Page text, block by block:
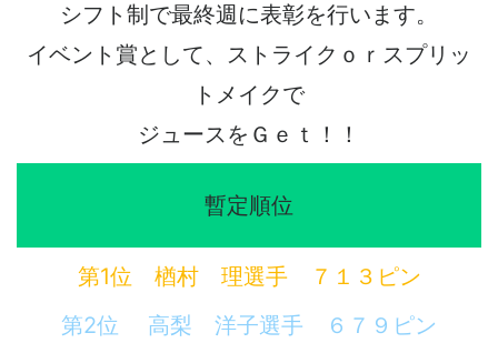
シフト制で最終週に表彰を行います。
イベント賞として、ストライクｏｒスプリッ
トメイクで
ジュースをＧｅｔ！！
暫定順位
第1位 楢村 理選手 ７１３ピン
第2位 高梨 洋子選手 ６７９ピン